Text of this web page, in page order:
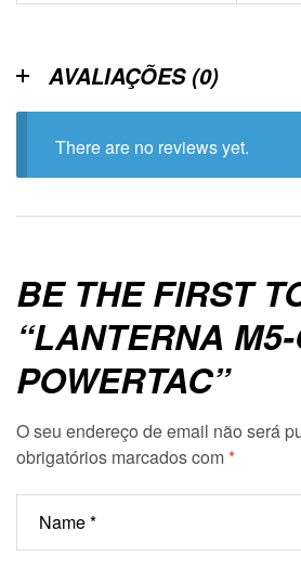
AVALIAÇÕES (0)
There are no reviews yet.
BE THE FIRST
“LANTERNA
POWERTAC”
O seu endereço de email não será
obrigatórios marcados com*